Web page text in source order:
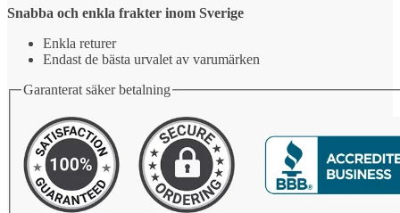
Snabba och enkla frakter inom Sverige
Enkla returer
Endast de bästa urvalet av varumärken
Garanterat säker betalning